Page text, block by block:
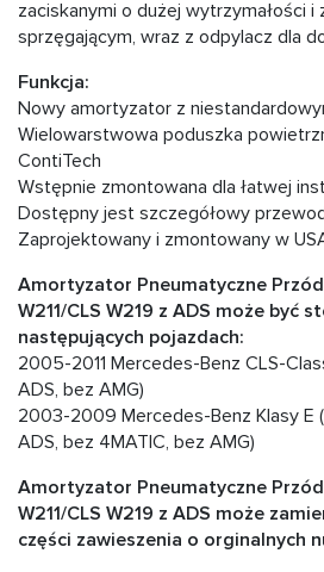
zaciskanymi o dużej wytrzymałości i
sprzęgającym, wraz z odpylacz dla
Funkcja:
Nowy amortyzator z
Wielowarstwowa poduszka
ContiTech
Wstępnie zmontowana dla łatwej
Dostępny jest szczegółowy
Zaprojektowany i zmontowany w
Amortyzator Pneumatyczne
W211/CLS W219 z ADS może być
następujących pojazdach:
2005-2011 Mercedes-Benz CLS-
ADS, bez AMG)
2003-2009 Mercedes-Benz Klasy E
ADS, bez 4MATIC, bez AMG)
Amortyzator Pneumatyczne
W211/CLS W219 z ADS może
części zawieszenia o orginalnych